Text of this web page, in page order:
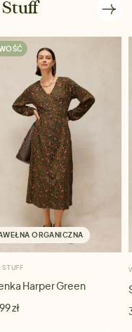
ORGANICZNA
STUFF
Harper Green
zł